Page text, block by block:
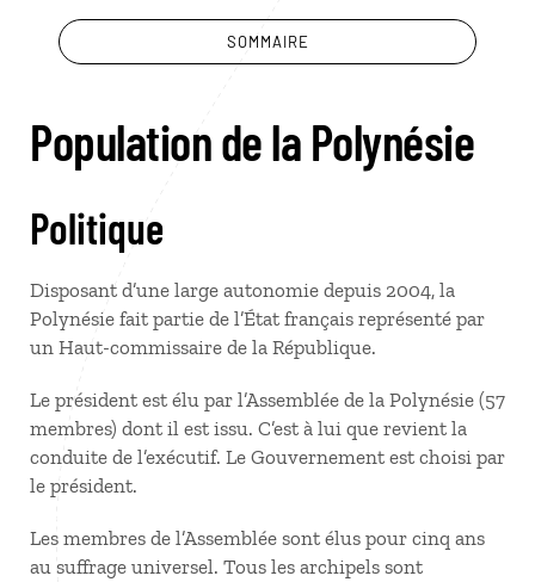
SOMMAIRE
Population de la Polynésie
Politique
Disposant d’une large autonomie depuis 2004, la
Polynésie fait partie de l’État français représenté par
un Haut-commissaire de la République.
Le président est élu par l’Assemblée de la Polynésie (57
membres) dont il est issu. C’est à lui que revient la
conduite de l’exécutif. Le Gouvernement est choisi par
le président.
Les membres de l’Assemblée sont élus pour cinq ans
au suffrage universel. Tous les archipels sont